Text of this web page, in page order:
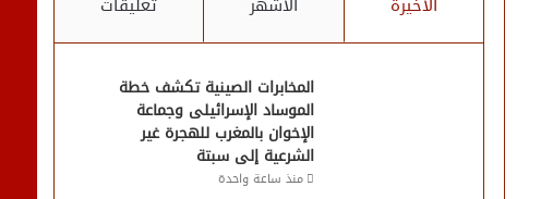
المخابرات الصينية تكشف خطة
الموساد الإسرائيلى وجماعة
الإخوان بالمغرب للهجرة غير
الشرعية إلى سبتة
منذ ساعة واحدة